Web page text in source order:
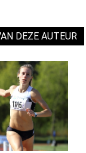
DEZE AUTEUR